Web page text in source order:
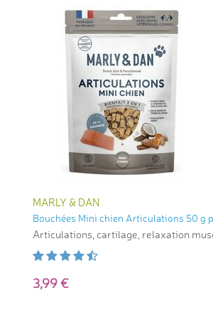
MARLY & DAN
Bouchées Mini chien Articulations 50 g
Articulations, cartilage, relaxation
3,99